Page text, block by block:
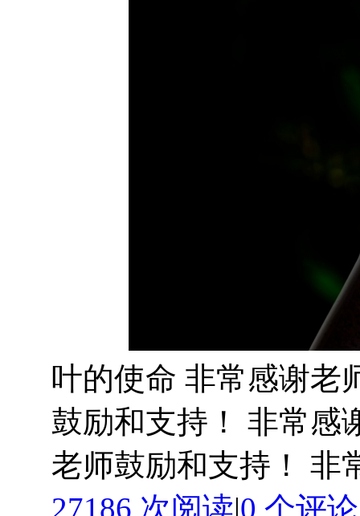
叶的使命 非常感谢老
鼓励和支持！ 非常感
老师鼓励和支持！ 非
27186 次阅读|0 个评论